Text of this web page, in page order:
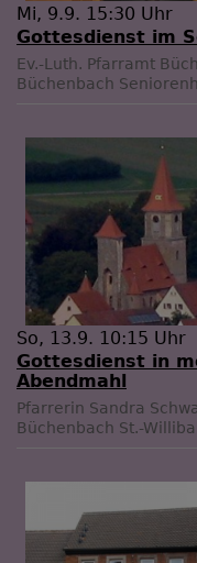
Mi, 9.9. 15:30 Uhr
Gottesdienst im
Ev.-Luth. Pfarramt
Büchenbach
So, 13.9. 10:15 Uhr
Gottesdienst in
Abendmahl
Pfarrerin Sandra
Büchenbach St.-